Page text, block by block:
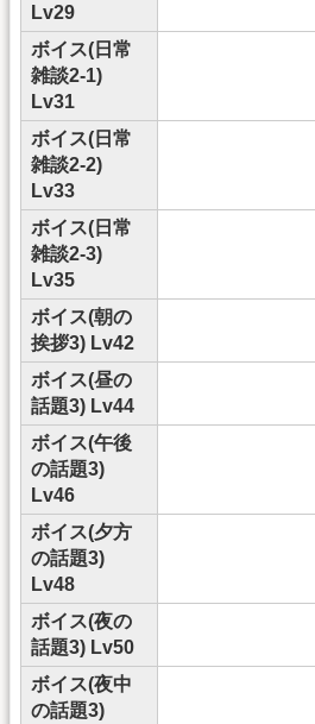
Lv29
ボイス(日常
雑談2-1)
Lv31
ボイス(日常
雑談2-2)
Lv33
ボイス(日常
雑談2-3)
Lv35
ボイス(朝の
挨拶3) Lv42
ボイス(昼の
話題3) Lv44
ボイス(午後
の話題3)
Lv46
ボイス(夕方
の話題3)
Lv48
ボイス(夜の
話題3) Lv50
ボイス(夜中
の話題3)